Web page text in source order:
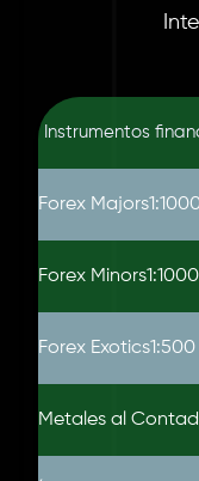
Instrumentos
Forex Majors
Forex Minors1:1000
Forex Exotics1:500
Metales al